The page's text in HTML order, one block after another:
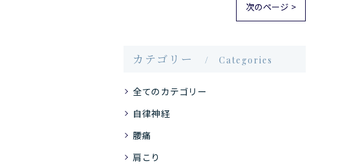
次のページ >
カテゴリー Categories
全てのカテゴリー
自律神経
腰痛
肩こり